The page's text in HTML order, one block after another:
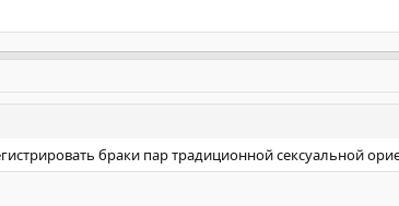
браки пар традиционной сексуальной